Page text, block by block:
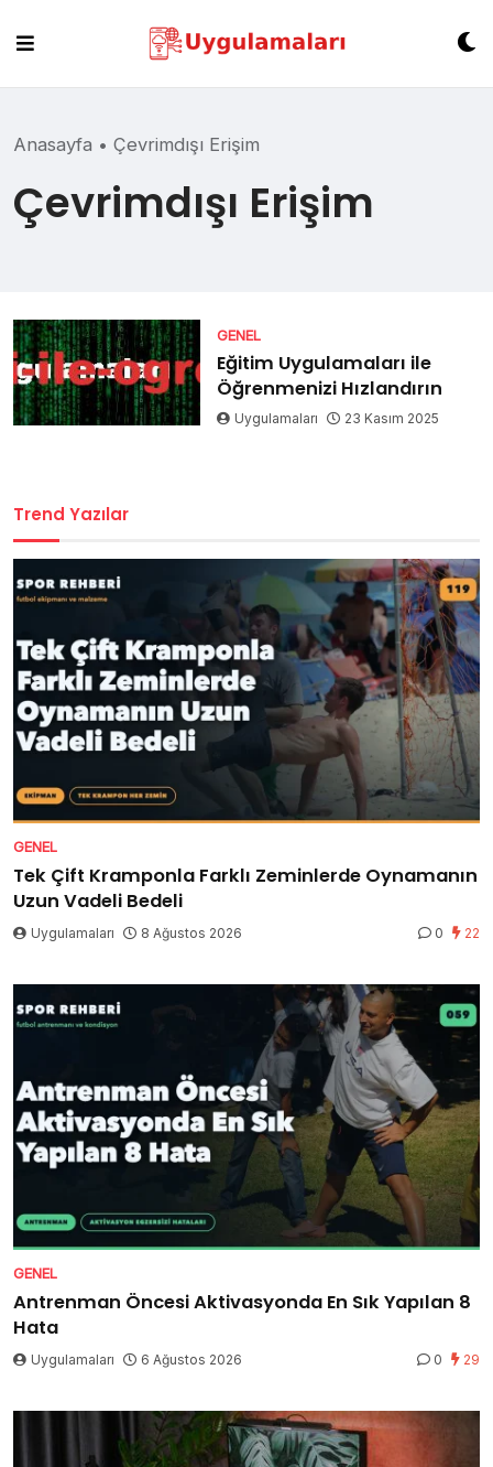
content
Anasayfa • Çevrimdışı Erişim
Çevrimdışı Erişim
GENEL
Eğitim Uygulamaları ile
Öğrenmenizi Hızlandırın
Uygulamaları 23 Kasım 2025
Trend Yazılar
GENEL
Tek Çift Kramponla Farklı Zeminlerde Oynamanın
Uzun Vadeli Bedeli
Uygulamaları 8 Ağustos 2026 0 22
GENEL
Antrenman Öncesi Aktivasyonda En Sık Yapılan 8
Hata
Uygulamaları 6 Ağustos 2026 0 29